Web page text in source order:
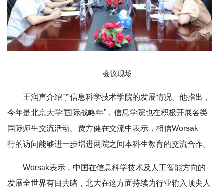
会议现场
王润声介绍了信息科学技术学院的发展情况。他指出，
今年是北京大学“国际战略年”，信息学院也在积极开展各类
国际师生交流活动。贾方健在交流中表示，相信Worsak一
行的访问能够进一步增进两院之间本科生教育的交流合作。
Worsak表示，中国在信息科学技术及人工智能方向的
发展全世界有目共睹，北大在这方面持续为行业输入顶尖人